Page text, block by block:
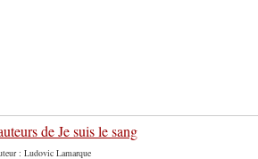
de Je suis le sang
: Ludovic Lamarque